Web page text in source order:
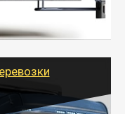
по нужному
при перевозке.